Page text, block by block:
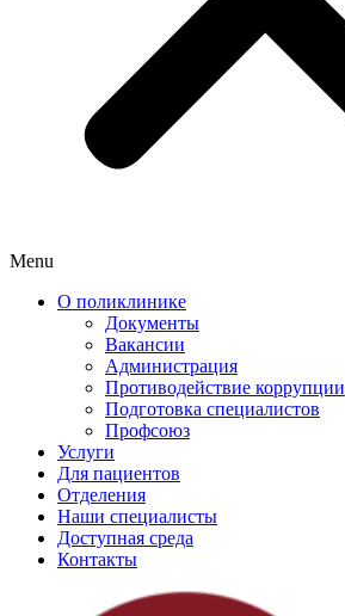
Menu
О поликлинике
Документы
Вакансии
Администрация
Противодействие коррупции
Подготовка специалистов
Профсоюз
Услуги
Для пациентов
Отделения
Наши специалисты
Доступная среда
Контакты